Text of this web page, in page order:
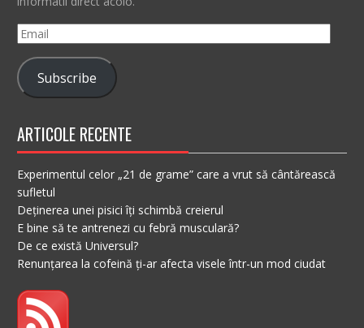
Email
Subscribe
ARTICOLE RECENTE
Experimentul celor „21 de grame” care a vrut să cântărească
sufletul
Deținerea unei pisici îți schimbă creierul
E bine să te antrenezi cu febră musculară?
De ce există Universul?
Renunțarea la cofeină ți-ar afecta visele într-un mod ciudat